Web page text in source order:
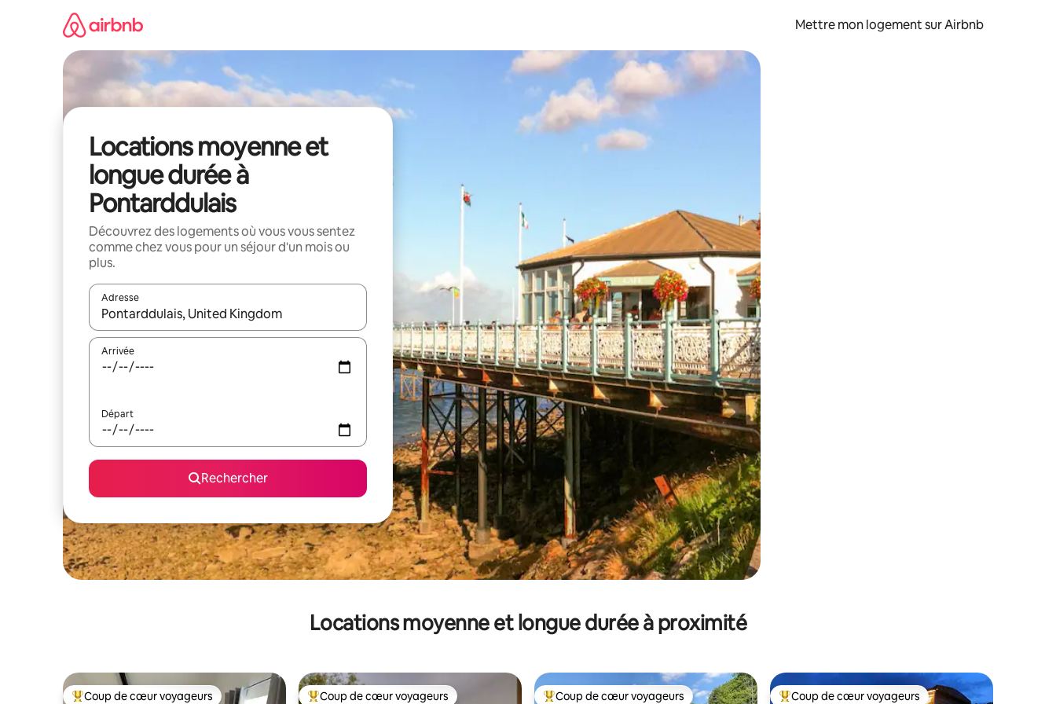
Mettre mon logement sur Airbnb
Locations moyenne et
longue durée à
Pontarddulais
Découvrez des logements où vous vous sentez
comme chez vous pour un séjour d'un mois ou
plus.
Adresse
Lorsque les résultats s'affichent, utilisez les flèches vers le haut et vers le bas pour les parcourir ou en appuyant et en faisant glisser.
Arrivée
Départ
Rechercher
Locations moyenne et longue durée à proximité
Coup de cœur voyageurs Coup de cœur voyageurs Coup de cœur voyageurs Coup de cœur voyageurs